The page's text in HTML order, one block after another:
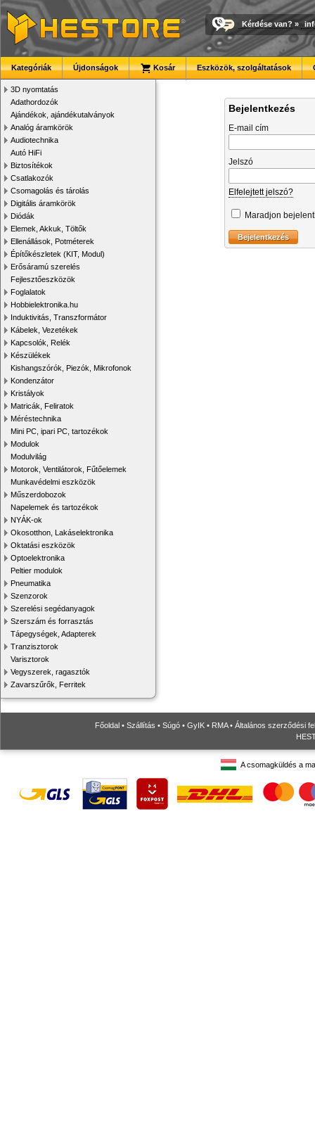
Kérdése van? »
Kategóriák Újdonságok Kosár Eszközök, szolgáltatások
3D nyomtatás
Adathordozók
Ajándékok, ajándékutalványok
Analóg áramkörök
Audiotechnika
Autó HiFi
Biztosítékok
Csatlakozók
Csomagolás és tárolás
Digitális áramkörök
Diódák
Elemek, Akkuk, Töltők
Ellenállások, Potméterek
Építőkészletek (KIT, Modul)
Erősáramú szerelés
Fejlesztőeszközök
Foglalatok
Hobbielektronika.hu
Induktivitás, Transzformátor
Kábelek, Vezetékek
Kapcsolók, Relék
Készülékek
Kishangszórók, Piezók, Mikrofonok
Kondenzátor
Kristályok
Matricák, Feliratok
Méréstechnika
Mini PC, ipari PC, tartozékok
Modulok
Modulvilág
Motorok, Ventilátorok, Fűtőelemek
Munkavédelmi eszközök
Műszerdobozok
Napelemek és tartozékok
NYÁK-ok
Okosotthon, Lakáselektronika
Oktatási eszközök
Optoelektronika
Peltier modulok
Pneumatika
Szenzorok
Szerelési segédanyagok
Szerszám és forrasztás
Tápegységek, Adapterek
Tranzisztorok
Varisztorok
Vegyszerek, ragasztók
Zavarszűrők, Ferritek
Bejelentkezés
E-mail cím
Jelszó
Elfelejtett jelszó?
Maradjon
Főoldal • Szállítás • Súgó • GyIK • RMA• Általános szerződési
A csomagküldés a